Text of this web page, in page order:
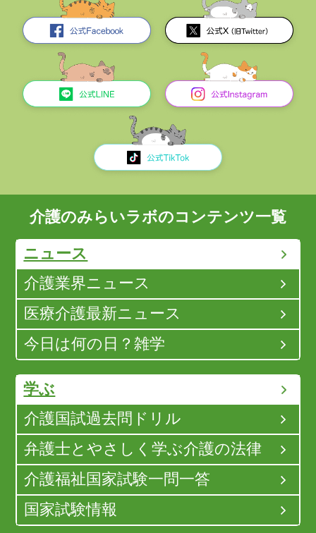
介護のみらいラボのコンテンツ一覧
ニュース
介護業界ニュース
医療介護最新ニュース
今日は何の日？雑学
学ぶ
介護国試過去問ドリル
弁護士とやさしく学ぶ介護の法律
介護福祉国家試験一問一答
国家試験情報